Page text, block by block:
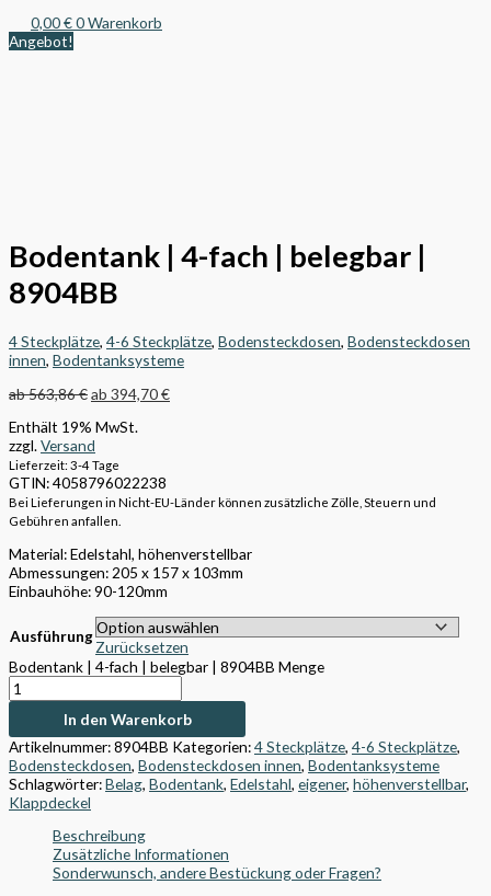
0,00€0Warenkorb
Angebot!
Bodentank | 4-fach | belegbar |
8904BB
4 Steckplätze, 4-6 Steckplätze, Bodensteckdosen, Bodensteckdosen
innen, Bodentanksysteme
ab563,86€ab 394,70€
Enthält 19% MwSt.
zzgl.Versand
Lieferzeit: 3-4 Tage
GTIN: 4058796022238
Bei Lieferungen in Nicht-EU-Länder können zusätzliche Zölle, Steuern und
Gebühren anfallen.
Material: Edelstahl, höhenverstellbar
Abmessungen: 205 x 157 x 103mm
Einbauhöhe: 90-120mm
Ausführung
Zurücksetzen
Bodentank | 4-fach | belegbar | 8904BB Menge
In den Warenkorb
Artikelnummer:8904BB Kategorien:4 Steckplätze, 4-6 Steckplätze,
Bodensteckdosen, Bodensteckdosen innen, Bodentanksysteme
Schlagwörter:Belag, Bodentank, Edelstahl, eigener, höhenverstellbar,
Klappdeckel
Beschreibung
Zusätzliche Informationen
Sonderwunsch, andere Bestückung oder Fragen?